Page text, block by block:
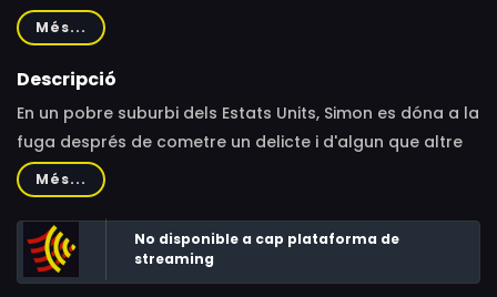
Thompson, Mary Lynn Rajskub, Ryan Malgarini, Nick
Chinlund, Kristin Condon, Shelby Alayne Antel, Sophie
Bolen, Gary Brunner, Fiona Colson, Lena Drake, Gregg
Maxfield Lund, Quest M.C.O.D.Y., Hannah Marks, Marvwon,
Jennifer McMahan, Charlie Newhart, Jennifer Prediger,
Sean Rogers, Brittany Sheets, Sam Ulrich, Ricky Wayne,
David Yow, Mary Anderson, Brian Andrus, Alaya Woods,
Nevaeh Ashanti, Ryan Bean, Julia Qashat, Derek Brian
Demkowicz, Rema Fazal, Yancey Fuqua, Robert Laenen,
Més...
Descripció
En un pobre suburbi dels Estats Units, Simon es dóna a la
fuga després de cometre un delicte i d'algun que altre
problema més amb la policia.
Més...
No disponible a cap plataforma de
streaming